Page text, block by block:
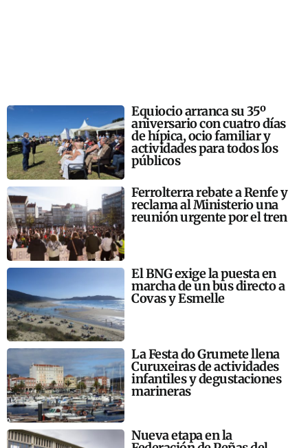
Equiocio arranca su 35º
aniversario con cuatro días
de hípica, ocio familiar y
actividades para todos los
públicos
Ferrolterra rebate a Renfe y
reclama al Ministerio una
reunión urgente por el tren
El BNG exige la puesta en
marcha de un bus directo a
Covas y Esmelle
La Festa do Grumete llena
Curuxeiras de actividades
infantiles y degustaciones
marineras
Nueva etapa en la